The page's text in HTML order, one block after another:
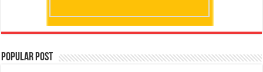
Popular Post